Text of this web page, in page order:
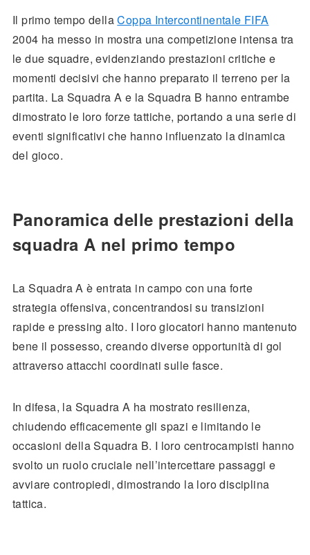
Il primo tempo dellaCoppa Intercontinentale FIFA
2004 ha messo in mostra una competizione intensa tra
le due squadre, evidenziando prestazioni critiche e
momenti decisivi che hanno preparato il terreno per la
partita. La Squadra A e la Squadra B hanno entrambe
dimostrato le loro forze tattiche, portando a una serie di
eventi significativi che hanno influenzato la dinamica
del gioco.
Panoramica delle prestazioni della
squadra A nel primo tempo
La Squadra A è entrata in campo con una forte
strategia offensiva, concentrandosi su transizioni
rapide e pressing alto. I loro giocatori hanno mantenuto
bene il possesso, creando diverse opportunità di gol
attraverso attacchi coordinati sulle fasce.
In difesa, la Squadra A ha mostrato resilienza,
chiudendo efficacemente gli spazi e limitando le
occasioni della Squadra B. I loro centrocampisti hanno
svolto un ruolo cruciale nell’intercettare passaggi e
avviare contropiedi, dimostrando la loro disciplina
tattica.